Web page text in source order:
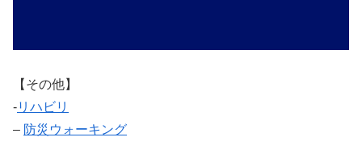
【その他】
‐リハビリ
– 防災ウォーキング